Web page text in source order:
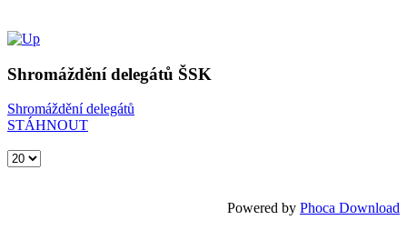
Shromáždění delegátů ŠSK
Shromáždění delegátů
STÁHNOUT
Powered by Phoca Download